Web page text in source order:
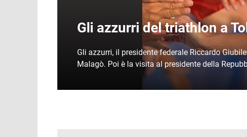
Gli azzurri del triathlon a
Gli azzurri, il presidente federale Riccardo
Malagò. Poi è la visita al presidente della